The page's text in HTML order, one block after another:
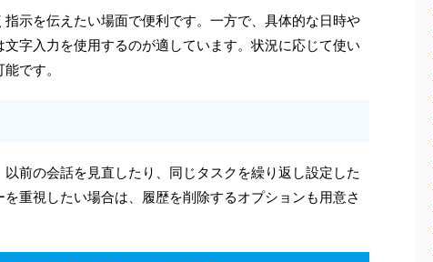
示を伝えたい場面で便利です。一方で、具体的な日時や
字入力を使用するのが適しています。状況に応じて使い
です。
前の会話を見直したり、同じタスクを繰り返し設定した
重視したい場合は、履歴を削除するオプションも用意さ